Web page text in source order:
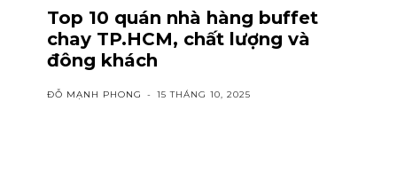
Top 10 quán nhà hàng buffet
chay TP.HCM, chất lượng và
đông khách
ĐỖ MẠNH PHONG - 15 THÁNG 10, 2025